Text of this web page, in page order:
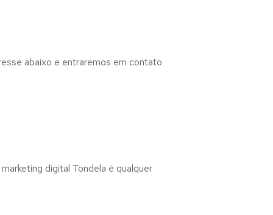
abaixo e entraremos em contato
digital Tondela é qualquer